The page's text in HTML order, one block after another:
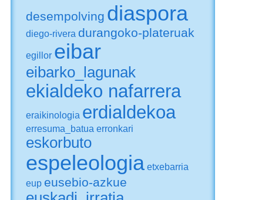
desempolving diaspora
diego-rivera durangoko-plateruak
egillor eibar
eibarko_lagunak
ekialdeko nafarrera
eraikinologia erdialdekoa
erresuma_batua erronkari
eskorbuto
espeleologia etxebarria
eup eusebio-azkue